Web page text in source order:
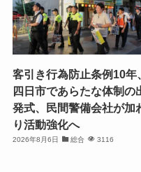
客引き行為防止条例10年、
四日市であらたな体制の
発式、民間警備会社が加
り活動強化へ
2026年8月6日 総合 3116